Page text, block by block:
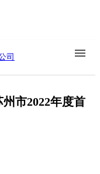
市2022年度首